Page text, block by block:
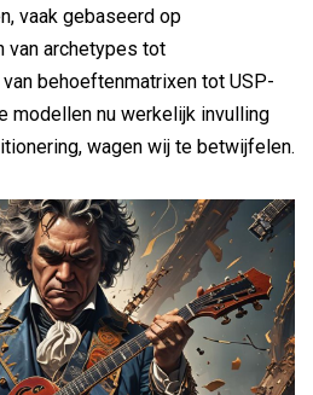
vaak gebaseerd op
van archetypes tot
behoeftenmatrixen tot USP-
modellen nu werkelijk invulling
wagen wij te betwijfelen.